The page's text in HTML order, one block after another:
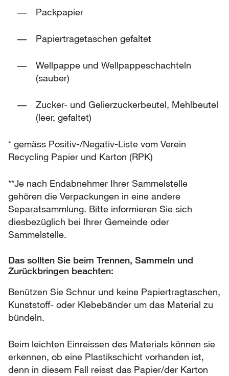
Packpapier
Papiertragetaschen gefaltet
Wellpappe und Wellpappeschachteln
(sauber)
Zucker- und Gelierzuckerbeutel, Mehlbeutel
(leer, gefaltet)
* gemäss Positiv-/Negativ-Liste vom Verein
Recycling Papier und Karton (RPK)
**Je nach Endabnehmer Ihrer Sammelstelle
gehören die Verpackungen in eine andere
Separatsammlung. Bitte informieren Sie sich
diesbezüglich bei Ihrer Gemeinde oder
Sammelstelle.
Das sollten Sie beim Trennen, Sammeln und
Zurückbringen beachten:
Benützen Sie Schnur und keine Papiertragtaschen,
Kunststoff- oder Klebebänder um das Material zu
bündeln.
Beim leichten Einreissen des Materials können sie
erkennen, ob eine Plastikschicht vorhanden ist,
denn in diesem Fall reisst das Papier/der Karton